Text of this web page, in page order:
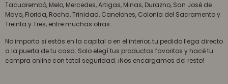
Tacuarembó, Melo, Mercedes, Artigas, Minas, Durazno, San José de
Mayo, Florida, Rocha, Trinidad, Canelones, Colonia del Sacramento y
Treinta y Tres, entre muchas otras.
No importa si estás en la capital o en el interior, tu pedido llega directo
a la puerta de tu casa. Solo elegí tus productos favoritos y hacé tu
compra online con total seguridad. ¡Nos encargamos del resto!